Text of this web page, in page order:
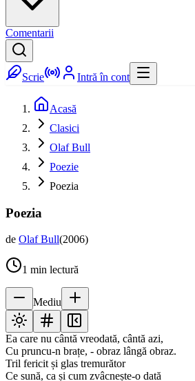
Comentarii
Scrie Intră în cont
Acasă
Clasici
Olaf Bull
Poezie
Poezia
Poezia
de Olaf Bull(2006)
1 min lectură
Mediu
Ea care nu cântă vreodată, cântă azi,
Cu pruncu-n brațe, - obraz lângă obraz.
Tril fericit și glas tremurător
Ce sună, ca și cum zvâcnește-o dată